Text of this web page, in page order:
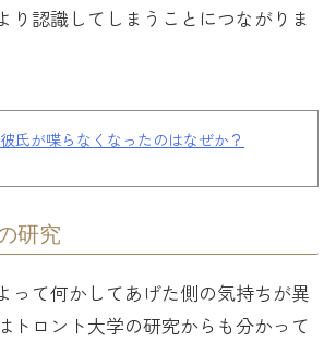
り認識してしまうことにつながりま
氏が喋らなくなったのはなぜか？
研究
って何かしてあげた側の気持ちが異
トロント大学の研究からも分かって